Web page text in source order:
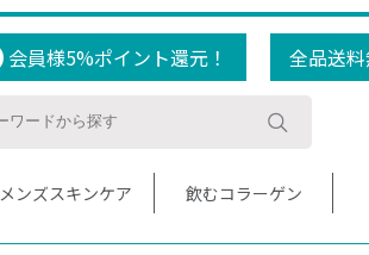
会員様5%ポイント還元！ 全品送
メンズスキンケア 飲むコラーゲン